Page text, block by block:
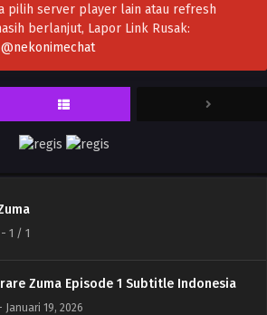
pilih server player lain atau refresh
berlanjut, Lapor Link Rusak:
- 1 / 1
Zuma Episode 1 Subtitle Indonesia
Januari 19, 2026